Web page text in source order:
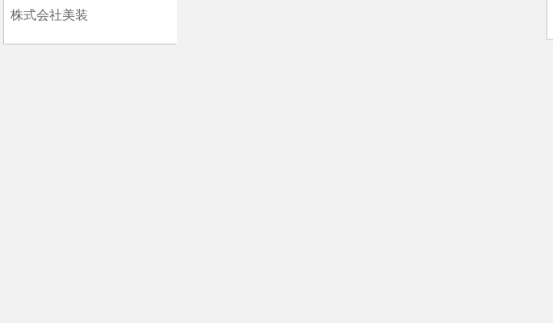
株式会社美装